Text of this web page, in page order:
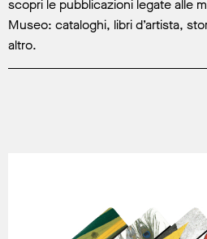
scopri le pubblicazioni legate alle
Museo: cataloghi, libri d’artista,
altro.